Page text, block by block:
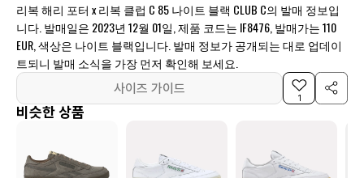
리복 해리 포터 x 리복 클럽 C 85 나이트 블랙 CLUB C의 발매 정보입
니다. 발매일은 2023년 12월 01일, 제품 코드는 IF8476, 발매가는 110
EUR, 색상은 나이트 블랙입니다. 발매 정보가 공개되는 대로 업데이
트되니 발매 소식을 가장 먼저 확인해 보세요.
사이즈 가이드
1
비슷한 상품